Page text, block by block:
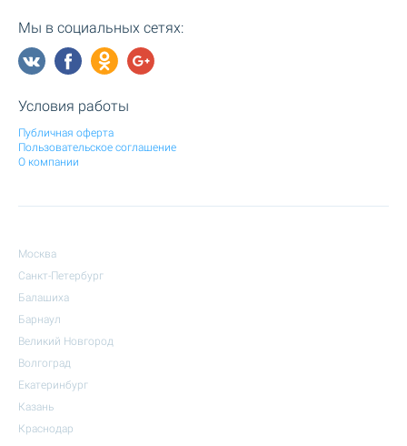
Мы в социальных сетях:
Условия работы
Публичная оферта
Пользовательское соглашение
О компании
Москва
Санкт-Петербург
Балашиха
Барнаул
Великий Новгород
Волгоград
Екатеринбург
Казань
Краснодар